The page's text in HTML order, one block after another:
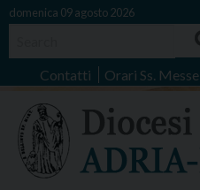
Skip
domenica 09 agosto 2026
Contatti Orari Ss. Messe